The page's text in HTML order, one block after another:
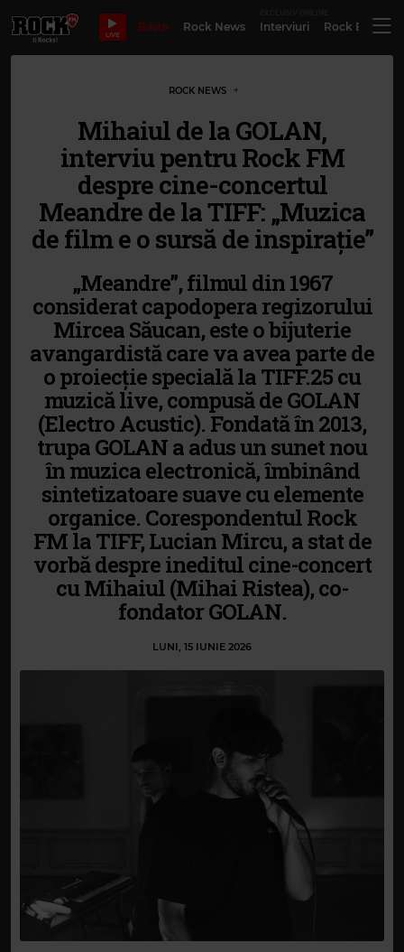
LIVE
Bilete Rock News Interviuri Rock
ROCK NEWS
Mihaiul de la GOLAN,
interviu pentru Rock FM
despre cine-concertul
Meandre de la TIFF: „Muzica
de film e o sursă de inspirație”
„Meandre”, filmul din 1967
considerat capodopera regizorului
Mircea Săucan, este o bijuterie
avangardistă care va avea parte de
o proiecție specială la TIFF.25 cu
muzică live, compusă de GOLAN
(Electro Acustic). Fondată în 2013,
trupa GOLAN a adus un sunet nou
în muzica electronică, îmbinând
sintetizatoare suave cu elemente
organice. Corespondentul Rock
FM la TIFF, Lucian Mircu, a stat de
vorbă despre ineditul cine-concert
cu Mihaiul (Mihai Ristea), co-
fondator GOLAN.
LUNI, 15 IUNIE 2026